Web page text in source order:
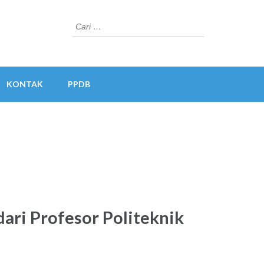
Cari
untuk:
KONTAK PPDB
Profesor Politeknik